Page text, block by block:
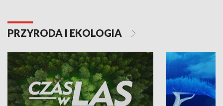
PRZYRODA I EKOLOGIA